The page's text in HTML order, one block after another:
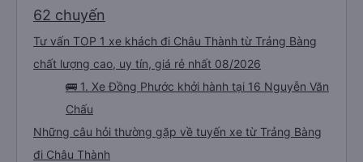
62 chuyến
Tư vấn TOP 1 xe khách đi Châu Thành từ Trảng Bàng
chất lượng cao, uy tín, giá rẻ nhất 08/2026
🚌 1. Xe Đồng Phước khởi hành tại 16 Nguyễn Văn
Chấu
Những câu hỏi thường gặp về tuyến xe từ Trảng Bàng
đi Châu Thành